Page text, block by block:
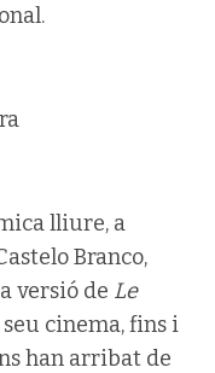
lliure, a
Branco,
versió de Le
seu cinema, fins i
han arribat de